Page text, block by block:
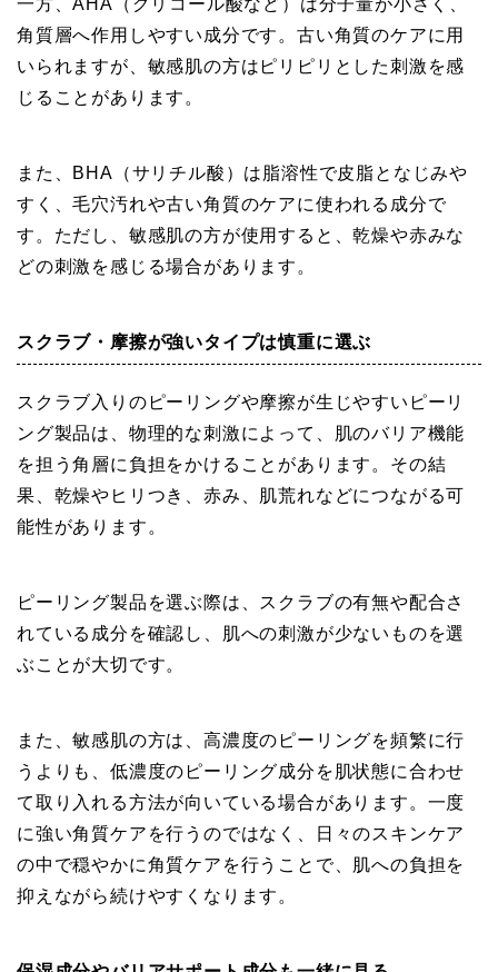
角質層へ作用しやすい成分です。古い角質のケアに用
いられますが、敏感肌の方はピリピリとした刺激を感
じることがあります。
また、BHA（サリチル酸）は脂溶性で皮脂となじみや
すく、毛穴汚れや古い角質のケアに使われる成分で
す。ただし、敏感肌の方が使用すると、乾燥や赤みな
どの刺激を感じる場合があります。
スクラブ・摩擦が強いタイプは慎重に選ぶ
スクラブ入りのピーリングや摩擦が生じやすいピーリ
ング製品は、物理的な刺激によって、肌のバリア機能
を担う角層に負担をかけることがあります。その結
果、乾燥やヒリつき、赤み、肌荒れなどにつながる可
能性があります。
ピーリング製品を選ぶ際は、スクラブの有無や配合さ
れている成分を確認し、肌への刺激が少ないものを選
ぶことが大切です。
また、敏感肌の方は、高濃度のピーリングを頻繁に行
うよりも、低濃度のピーリング成分を肌状態に合わせ
て取り入れる方法が向いている場合があります。一度
に強い角質ケアを行うのではなく、日々のスキンケア
の中で穏やかに角質ケアを行うことで、肌への負担を
抑えながら続けやすくなります。